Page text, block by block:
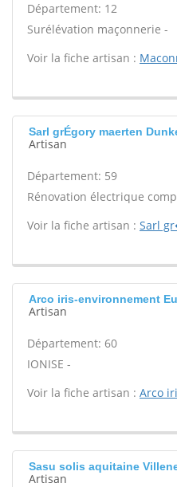
Département: 12
Surélévation maçonnerie -
Voir la fiche artisan :
Sarl grÉgory maerten
Artisan
Département: 59
Rénovation électrique
Voir la fiche artisan : Sarl
Arco iris-environnement
Artisan
Département: 60
IONISE -
Voir la fiche artisan : Arco
Sasu solis aquitaine
Artisan